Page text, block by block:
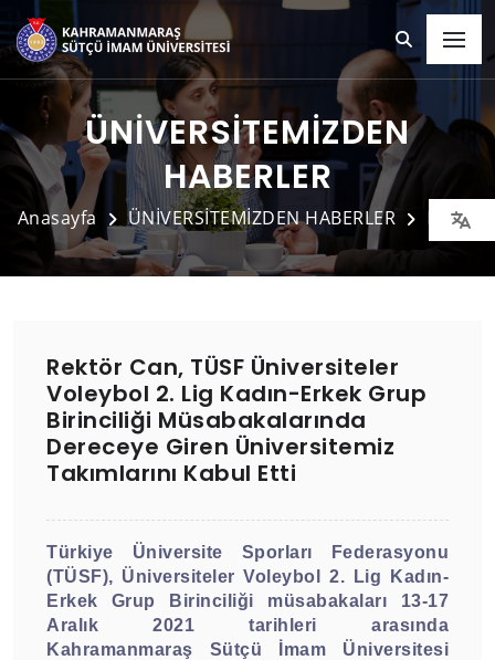
ÜNİVERSİTEMİZDEN
HABERLER
Anasayfa ÜNİVERSİTEMİZDEN HABERLER Detay
Rektör Can, TÜSF Üniversiteler
Voleybol 2. Lig Kadın-Erkek Grup
Birinciliği Müsabakalarında
Dereceye Giren Üniversitemiz
Takımlarını Kabul Etti
Türkiye Üniversite Sporları Federasyonu
(TÜSF), Üniversiteler Voleybol 2. Lig Kadın-
Erkek Grup Birinciliği müsabakaları 13-17
Aralık 2021 tarihleri arasında
Kahramanmaraş Sütçü İmam Üniversitesi